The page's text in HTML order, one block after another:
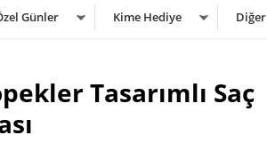
Günler Kime Hediye Diğer
Tasarımlı Saç